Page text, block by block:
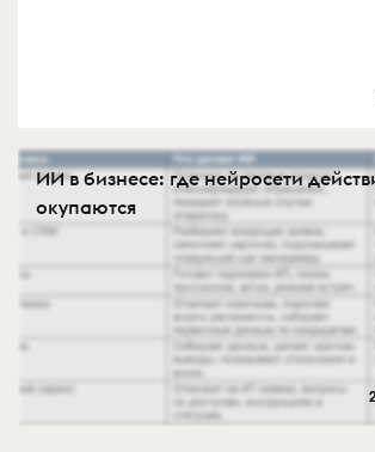
ИИ в бизнесе: где нейросети
окупаются